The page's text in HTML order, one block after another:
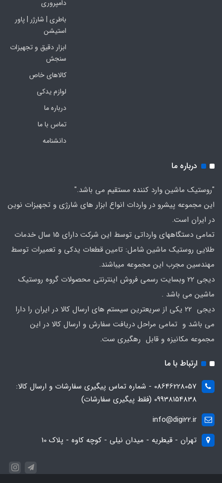
دامپروری
باطری | شارژر | پاور
استیشن
ابزار دقیق و تجهیزات
سنجش
کالاهای خاص
لوازم یدکی
درباره ما
تماس با ما
دانشنامه
درباره ما
"روستیک ماشین وارد کننده مستقیم می باشد."
این مجموعه پیشرو در واردات انواع ابزار های شارژی و تجهیزات نوین
در ایران است.
تمامی دستگاههای وارداتی توسط این شرکت دارای 15 سال خدمات
طلایی روستیک ماشین شامل: تامین قطعات یدکی و تعمیرات توسط
مهندسین مجرب این مجموعه میباشند.
دیجی 22 وبسایت رسمی فروش اینترنتی محصولات گروه روستیک
ماشین می باشد .
دیجی 22 یکی از سریعترین سیستم های ارسال کالا در ایران را دارا
می باشد و تمامی مراحل دریافت سفارش و ارسال کالا در این
مجموعه مکانیزه و قابل رهگیری ست.
ارتباط با ما
08646228057 - شماره تماس پیگیری سفارشات و ارسال کالا:
09938154838 (فقط پیگیری سفارشات)
info@digi22.ir
تهران - قیطریه - میدان نیلی - کوچه کاوه - پلاک 10